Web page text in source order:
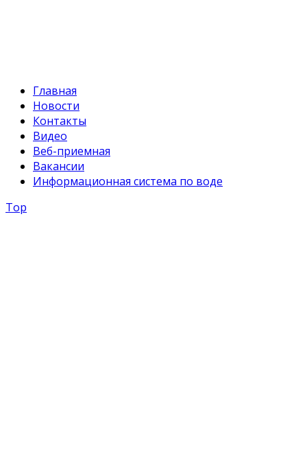
Главная
Новости
Контакты
Видео
Веб-приемная
Вакансии
Информационная система по воде
Top